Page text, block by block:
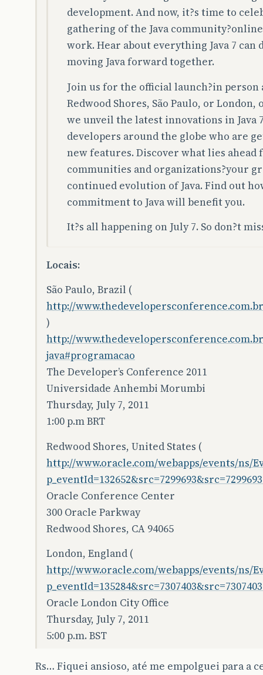
development. And now, it?s time to
gathering of the Java
work. Hear about everything Java 7 can
moving Java forward together.
Join us for the official launch?in
Redwood Shores, São Paulo, or London,
we unveil the latest innovations in Java
developers around the globe who are
new features. Discover what lies ahead
communities and organizations?your
continued evolution of Java. Find out
commitment to Java will benefit you.
It?s all happening on July 7. So don?t
Locais:
São Paulo, Brazil (
http://
)
http://
java#programacao
The Developer’s Conference 2011
Universidade Anhembi Morumbi
Thursday, July 7, 2011
1:00 p.m BRT
Redwood Shores, United States (
http://www.oracle.com/webapps/events/ns/
Oracle Conference Center
300 Oracle Parkway
Redwood Shores, CA 94065
London, England (
http://www.oracle.com/webapps/events/ns/
Oracle London City Office
Thursday, July 7, 2011
5:00 p.m. BST
Rs… Fiquei ansioso, até me empolguei para a